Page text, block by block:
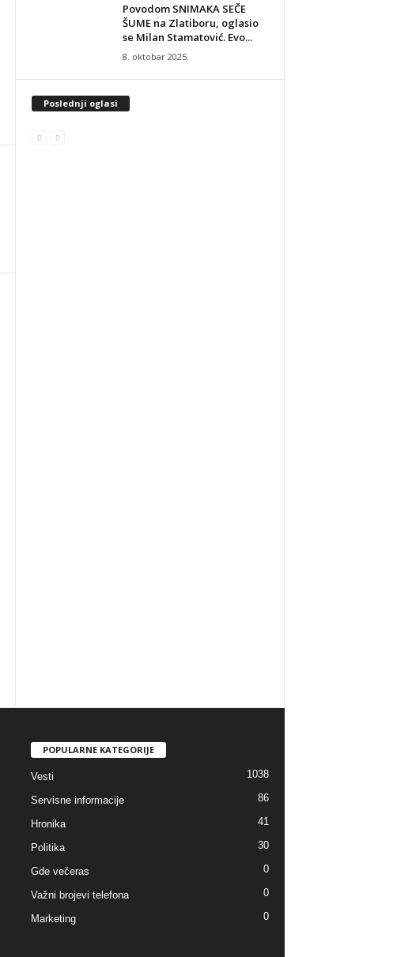
Povodom SNIMAKA SEČE
ŠUME na Zlatiboru, oglasio
se Milan Stamatović. Evo...
8. oktobar 2025.
Poslednji oglasi
POPULARNE KATEGORIJE
Vesti 1038
Servisne informacije 86
Hronika 41
Politika 30
Gde večeras 0
Važni brojevi telefona 0
Marketing 0